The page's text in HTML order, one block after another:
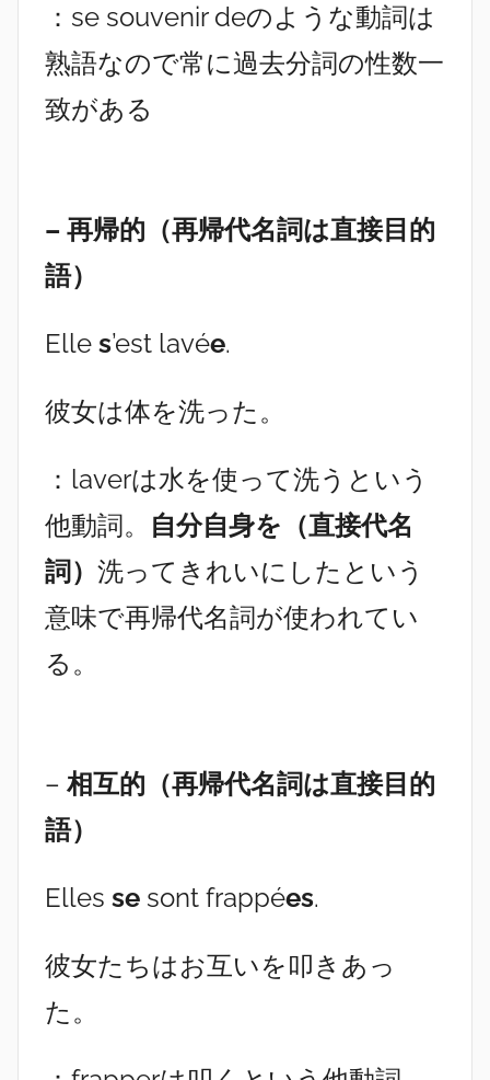
：se souvenir deのような動詞は
熟語なので常に過去分詞の性数一
致がある
– 再帰的（再帰代名詞は直接目的
語）
Elle s’est lavée.
彼女は体を洗った。
：laverは水を使って洗うという
他動詞。
自分自身を（直接代名
詞） 洗ってきれいにしたという
意味で再帰代名詞が使われてい
る。
– 相互的（再帰代名詞は直接目的
語）
Elles se sont frappées.
彼女たちはお互いを叩きあっ
た。